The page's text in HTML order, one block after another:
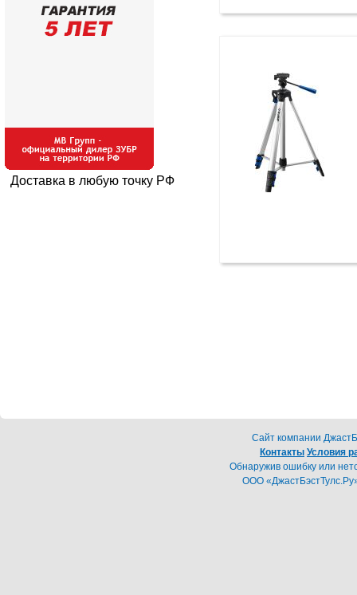
Доставка в любую точку РФ
Cайт компании
Контакты Условия
Обнаружив ошибку или
ООО